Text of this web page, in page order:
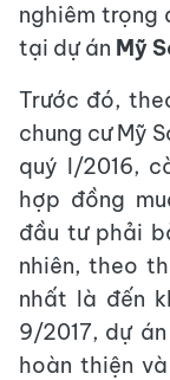
nghiêm trọng
tại dự án Mỹ
Trước đó,
chung cư Mỹ
quý I/2016,
hợp đồng
đầu tư phải
nhiên, theo
nhất là đến
9/2017, dự
hoàn thiện